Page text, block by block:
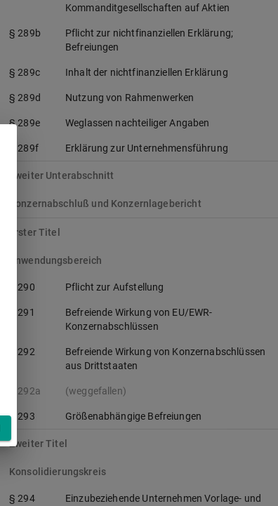
Kommanditgesellschaften auf Aktien
§ 289b
Pflicht zur nichtfinanziellen Erklärung;
Befreiungen
§ 289c Inhalt der nichtfinanziellen Erklärung
§ 289d Nutzung von Rahmenwerken
§ 289e Weglassen nachteiliger Angaben
§ 289f Erklärung zur Unternehmensführung
Zweiter Unterabschnitt
Konzernabschluß und Konzernlagebericht
Erster Titel
Anwendungsbereich
§ 290 Pflicht zur Aufstellung
§ 291
Befreiende Wirkung von EU/EWR-
Konzernabschlüssen
§ 292
Befreiende Wirkung von Konzernabschlüssen
aus Drittstaaten
§ 292a (weggefallen)
§ 293 Größenabhängige Befreiungen
Zweiter Titel
Konsolidierungskreis
§ 294
Einzubeziehende Unternehmen Vorlage- und